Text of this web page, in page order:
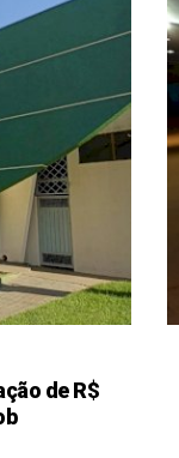
de R$